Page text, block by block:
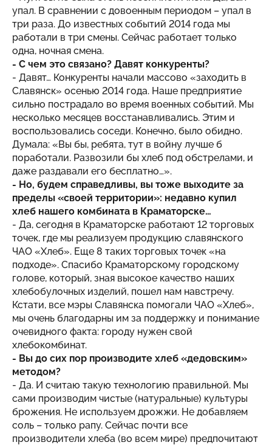
упал. В сравнении с довоенным периодом – упал в
три раза. До известных событий 2014 года мы
работали в три смены. Сейчас работает только
одна, ночная смена.
- С чем это связано? Давят конкуренты?
- Давят… Конкуренты начали массово «заходить в
Славянск» осенью 2014 года. Наше предприятие
сильно пострадало во время военных событий. Мы
несколько месяцев восстанавливались. Этим и
воспользовались соседи. Конечно, было обидно.
Думала: «Вы бы, ребята, тут в войну лучше б
поработали. Развозили бы хлеб под обстрелами, и
даже раздавали его бесплатно…».
- Но, будем справедливы, вы тоже выходите за
пределы «своей территории»: недавно купил
хлеб нашего комбината в Краматорске…
- Да, сегодня в Краматорске работают 12 торговых
точек, где мы реализуем продукцию славянского
ЧАО «Хлеб». Еще 8 таких торговых точек «на
подходе». Спасибо Краматорскому городскому
голове, который, зная высокое качество наших
хлебобулочных изделий, пошел нам навстречу.
Кстати, все мэры Славянска помогали ЧАО «Хлеб»,
мы очень благодарны им за поддержку и понимание
очевидного факта: городу нужен свой
хлебокомбинат.
- Вы до сих пор производите хлеб «дедовским»
методом?
- Да. И считаю такую технологию правильной. Мы
сами производим чистые (натуральные) культуры
брожения. Не используем дрожжи. Не добавляем
соль – только рапу. Сейчас почти все
производители хлеба (во всем мире) предпочитают